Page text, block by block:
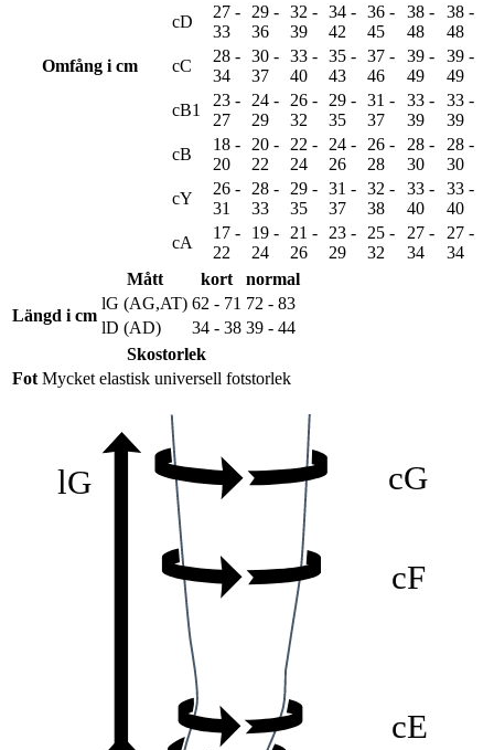
Omfång i cm
cD
27 -
33
29 -
36
32 -
39
34 -
42
36 -
45
38 -
48
38 -
48
cC
28 -
34
30 -
37
33 -
40
35 -
43
37 -
46
39 -
49
39 -
49
cB1
23 -
27
24 -
29
26 -
32
29 -
35
31 -
37
33 -
39
33 -
39
cB
18 -
20
20 -
22
22 -
24
24 -
26
26 -
28
28 -
30
28 -
30
cY
26 -
31
28 -
33
29 -
35
31 -
37
32 -
38
33 -
40
33 -
40
cA
17 -
22
19 -
24
21 -
26
23 -
29
25 -
32
27 -
34
27 -
34
Mått
kort
normal
Längd i cm
lG (AG,AT) 62 - 71 72 - 83
lD (AD)
34 - 38 39 - 44
Skostorlek
Fot Mycket elastisk universell fotstorlek
lG cG
cF
cE